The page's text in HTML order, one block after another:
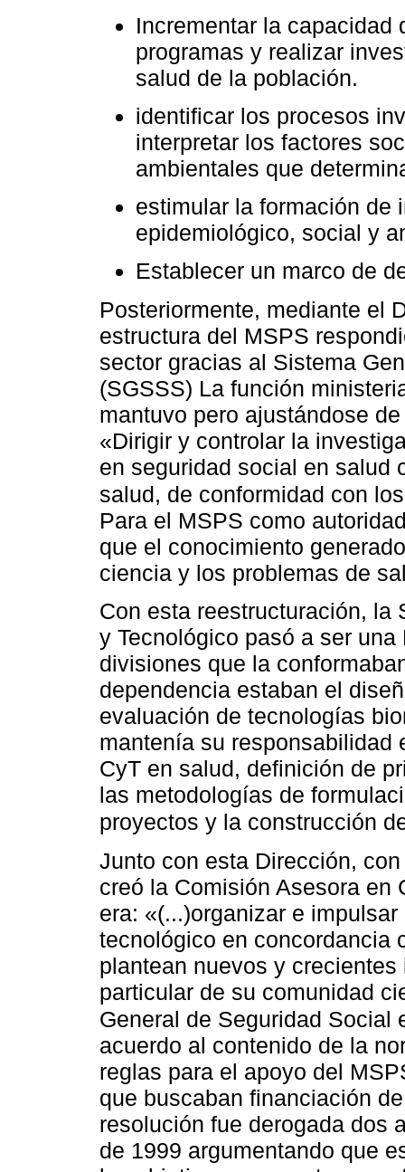
Incrementar la capacidad
programas y realizar
salud de la población.
identificar los procesos
interpretar los factores
ambientales que
estimular la formación de
epidemiológico, social y
Establecer un marco de
Posteriormente, mediante el
estructura del MSPS
sector gracias al Sistema
(SGSSS) La función
mantuvo pero ajustándose
«Dirigir y controlar la
en seguridad social en salud
salud, de conformidad con
Para el MSPS como
que el conocimiento
ciencia y los problemas de
Con esta reestructuración, la
y Tecnológico pasó a ser
divisiones que la
dependencia estaban el
evaluación de tecnologías
mantenía su responsabilidad
CyT en salud, definición de
las metodologías de
proyectos y la construcción
Junto con esta Dirección,
creó la Comisión Asesora en
era: «(...)organizar e
tecnológico en concordancia
plantean nuevos y
particular de su comunidad
General de Seguridad Social
acuerdo al contenido de la
reglas para el apoyo del
que buscaban financiación
resolución fue derogada dos
de 1999 argumentando que